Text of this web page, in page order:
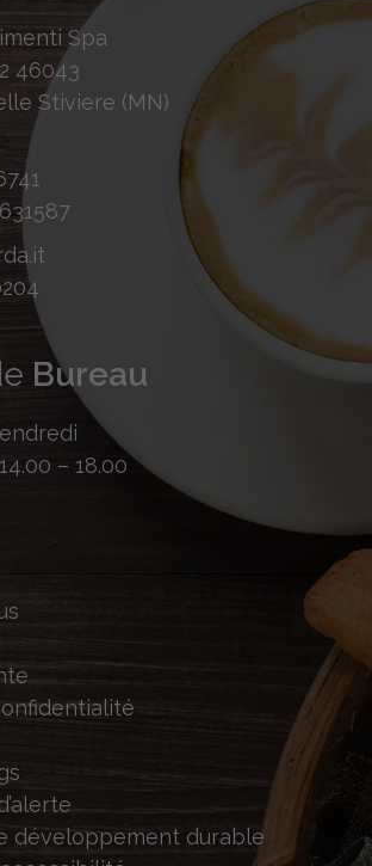
Spa
46043
Stiviere (MN)
Bureau
– 18.00
développement durable